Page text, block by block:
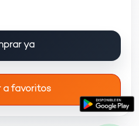
ya
a favoritos